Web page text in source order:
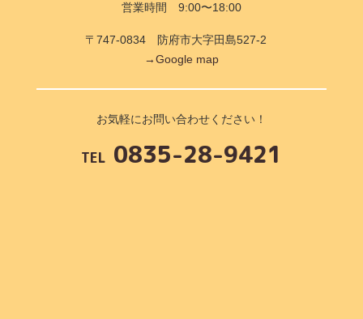
営業時間 9:00〜18:00
〒747-0834 防府市大字田島527-2
→Google map
お気軽にお問い合わせください！
TEL 0835-28-9421